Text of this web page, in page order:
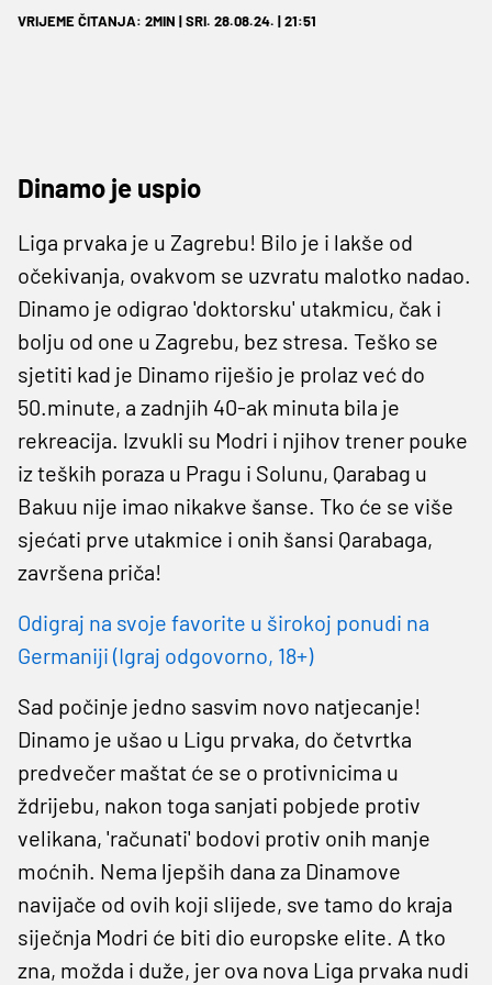
VRIJEME ČITANJA: 2MIN | SRI. 28.08.24. | 21:51
Dinamo je uspio
Liga prvaka je u Zagrebu! Bilo je i lakše od
očekivanja, ovakvom se uzvratu malotko nadao.
Dinamo je odigrao 'doktorsku' utakmicu, čak i
bolju od one u Zagrebu, bez stresa. Teško se
sjetiti kad je Dinamo riješio je prolaz već do
50.minute, a zadnjih 40-ak minuta bila je
rekreacija. Izvukli su Modri i njihov trener pouke
iz teških poraza u Pragu i Solunu, Qarabag u
Bakuu nije imao nikakve šanse. Tko će se više
sjećati prve utakmice i onih šansi Qarabaga,
završena priča!
Odigraj na svoje favorite u širokoj ponudi na
Germaniji (Igraj odgovorno, 18+)
Sad počinje jedno sasvim novo natjecanje!
Dinamo je ušao u Ligu prvaka, do četvrtka
predvečer maštat će se o protivnicima u
ždrijebu, nakon toga sanjati pobjede protiv
velikana, 'računati' bodovi protiv onih manje
moćnih. Nema ljepših dana za Dinamove
navijače od ovih koji slijede, sve tamo do kraja
siječnja Modri će biti dio europske elite. A tko
zna, možda i duže, jer ova nova Liga prvaka nudi